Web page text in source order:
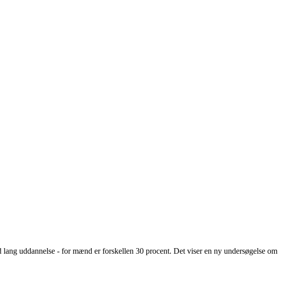
uddannelse - for mænd er forskellen 30 procent. Det viser en ny undersøgelse om